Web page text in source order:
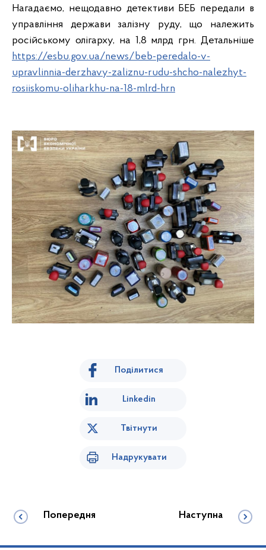
Нагадаємо, нещодавно детективи БЕБ передали в
управління держави залізну руду, що належить
російському олігарху, на 1,8 млрд грн. Детальніше
https://esbu.gov.ua/news/beb-peredalo-v-
upravlinnia-derzhavy-zaliznu-rudu-shcho-nalezhyt-
rosiiskomu-oliharkhu-na-18-mlrd-hrn
Поділитися
Linkedin
Твітнути
Надрукувати
Попередня Наступна